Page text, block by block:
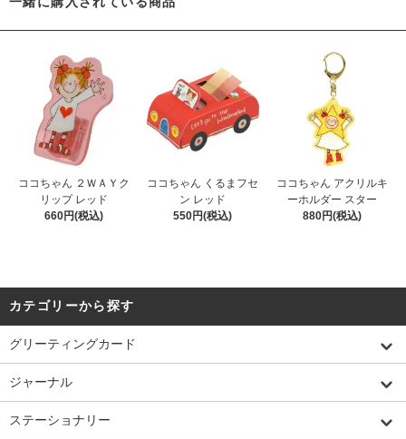
ココちゃん ２ＷＡＹク
リップ レッド
660円(税込)
ココちゃん くるまフセ
ン レッド
550円(税込)
ココちゃん アクリルキ
ーホルダー スター
880円(税込)
カテゴリーから探す
グリーティングカード
ジャーナル
ステーショナリー